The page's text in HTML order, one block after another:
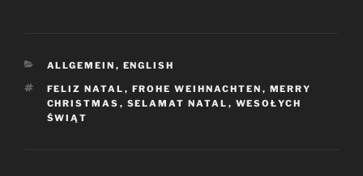
KATEGORIEN
ALLGEMEIN , ENGLISH
SCHLAGWÖRTER
FELIZ NATAL , FROHE WEIHNACHTEN , MERRY
CHRISTMAS , SELAMAT NATAL , WESOŁYCH
ŚWIĄT